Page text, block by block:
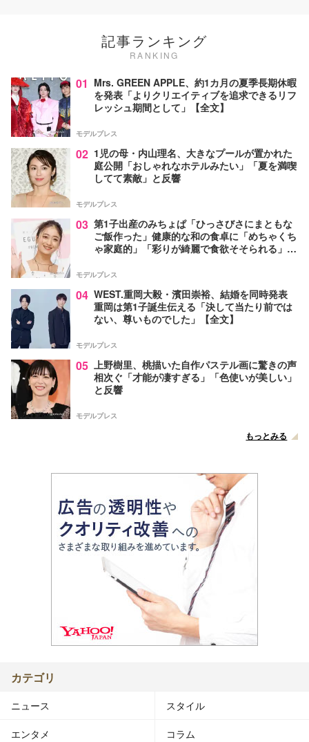
記事ランキング
RANKING
01 Mrs. GREEN APPLE、約1カ月の夏季長期休暇
を発表「よりクリエイティブを追求できるリフ
レッシュ期間として」【全文】
モデルプレス
02 1児の母・内山理名、大きなプールが置かれた
庭公開「おしゃれなホテルみたい」「夏を満喫
してて素敵」と反響
モデルプレス
03 第1子出産のみちょぱ「ひっさびさにまともな
ご飯作った」健康的な和の食卓に「めちゃくち
ゃ家庭的」「彩りが綺麗で食欲そそられる」の
モデルプレス
04 WEST.重岡大毅・濱田崇裕、結婚を同時発表
重岡は第1子誕生伝える「決して当たり前では
ない、尊いものでした」【全文】
モデルプレス
05
上野樹里、桃描いた自作パステル画に驚きの声
相次ぐ「才能が凄すぎる」「色使いが美しい」
と反響
モデルプレス
もっとみる
カテゴリ
ニュース スタイル
エンタメ コラム